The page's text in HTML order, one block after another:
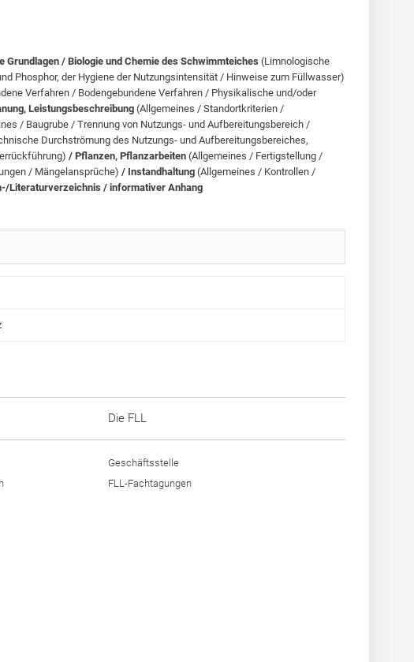
/ Biologie und Chemie des Schwimmteiches (Limnologische
Phosphor, der Hygiene der Nutzungsintensität / Hinweise zum Füllwasser)
Verfahren / Bodengebundene Verfahren / Physikalische und/oder
Leistungsbeschreibung (Allgemeines / Standortkriterien /
/ Baugrube / Trennung von Nutzungs- und Aufbereitungsbereich /
Durchströmung des Nutzungs- und Aufbereitungsbereiches,
/ Pflanzen, Pflanzarbeiten (Allgemeines / Fertigstellung /
/ Mängelansprüche) / Instandhaltung (Allgemeines / Kontrollen /
Literaturverzeichnis / informativer Anhang
Die FLL
Geschäftsstelle
FLL-Fachtagungen